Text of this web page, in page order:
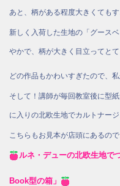
あと、柄がある程度大きくても
新しく入荷した生地の「グース
やかで、柄が大きく目立ってと
どの作品もかわいすぎたので、
そして！講師が毎回教室後に型
に入りの北欧生地でカルトナー
こちらもお見本が店頭にあるの
ルネ・デューの北欧生地で
Book型の箱」